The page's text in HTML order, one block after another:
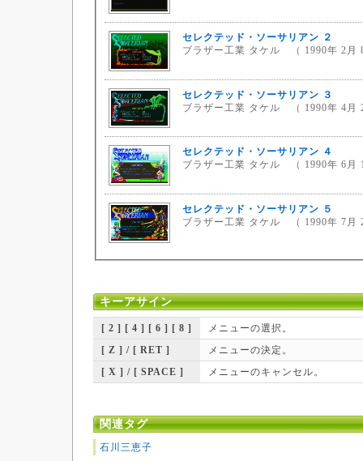
セレクテッド・ソーサリアン ２
ブラザー工業 タケル （ 1990年 2月
セレクテッド・ソーサリアン ３
ブラザー工業 タケル （ 1990年 4月
セレクテッド・ソーサリアン ４
ブラザー工業 タケル （ 1990年 6月
セレクテッド・ソーサリアン ５
ブラザー工業 タケル （ 1990年 7月
キーアサイン
[ 2 ] [ 4 ] [ 6 ] [ 8 ]
メニューの選択。
[ Z ] / [ RET ]
メニューの決定。
[ X ] / [ SPACE ]
メニューのキャンセル。
関連タグ
石川三恵子